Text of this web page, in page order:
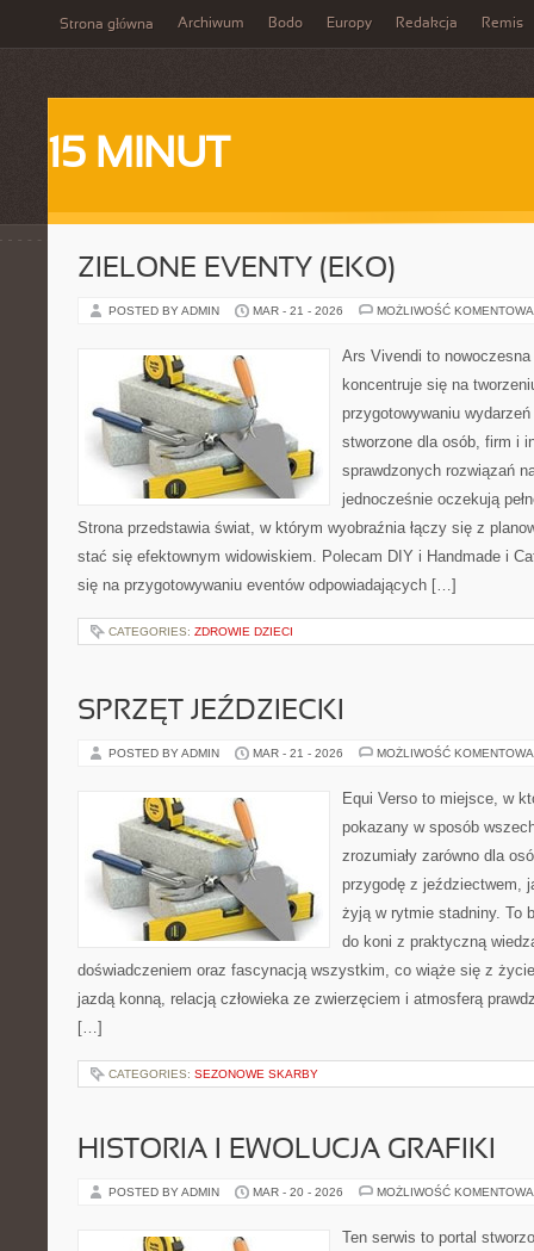
Strona główna Archiwum Bodo Europy Redakcja Remis
15 MINUT
ZIELONE EVENTY (EKO)
POSTED BY ADMIN MAR - 21 - 2026 MOŻLIWOŚĆ
Ars Vivendi to
koncentruje się na
przygotowywaniu
stworzone dla osób, firm i
sprawdzonych rozwiązań
jednocześnie oczekują
Strona przedstawia świat, w którym wyobraźnia łączy się z
stać się efektownym widowiskiem. Polecam DIY i Handmade i
się na przygotowywaniu eventów odpowiadających […]
CATEGORIES: ZDROWIE DZIECI
SPRZĘT JEŹDZIECKI
POSTED BY ADMIN MAR - 21 - 2026 MOŻLIWOŚĆ
Equi Verso to miejsce, w
pokazany w sposób
zrozumiały zarówno dla
przygodę z jeździectwem,
żyją w rytmie stadniny. To
do koni z praktyczną
doświadczeniem oraz fascynacją wszystkim, co wiąże się z
jazdą konną, relacją człowieka ze zwierzęciem i atmosferą
[…]
CATEGORIES: SEZONOWE SKARBY
HISTORIA I EWOLUCJA GRAFIKI
POSTED BY ADMIN MAR - 20 - 2026 MOŻLIWOŚĆ
Ten serwis to portal